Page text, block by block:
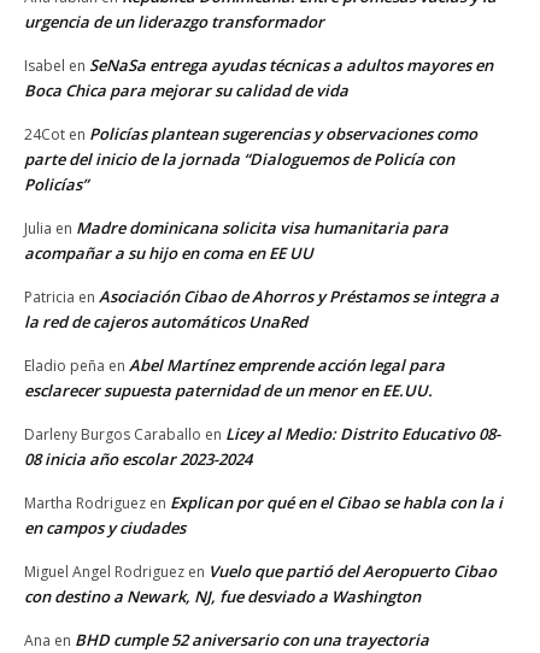
urgencia de un liderazgo transformador
Isabel en SeNaSa entrega ayudas técnicas a adultos mayores en
Boca Chica para mejorar su calidad de vida
24Cot en Policías plantean sugerencias y observaciones como
parte del inicio de la jornada “Dialoguemos de Policía con
Policías”
Julia en Madre dominicana solicita visa humanitaria para
acompañar a su hijo en coma en EE UU
Patricia en Asociación Cibao de Ahorros y Préstamos se integra a
la red de cajeros automáticos UnaRed
Eladio peña en Abel Martínez emprende acción legal para
esclarecer supuesta paternidad de un menor en EE.UU.
Darleny Burgos Caraballo en Licey al Medio: Distrito Educativo 08-
08 inicia año escolar 2023-2024
Martha Rodriguez en Explican por qué en el Cibao se habla con la i
en campos y ciudades
Miguel Angel Rodriguez en Vuelo que partió del Aeropuerto Cibao
con destino a Newark, NJ, fue desviado a Washington
Ana en BHD cumple 52 aniversario con una trayectoria